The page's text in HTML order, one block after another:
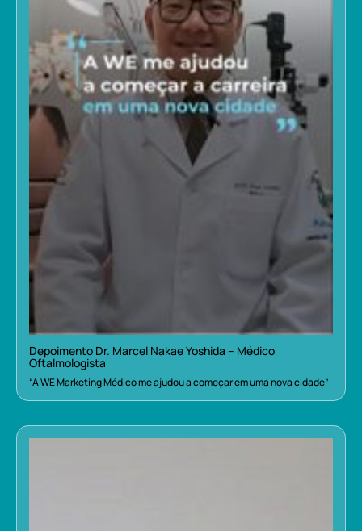
Depoimento Dr. Marcel Nakae Yoshida – Médico
Oftalmologista
“A WE Marketing Médico me ajudou a começar em uma nova cidade”